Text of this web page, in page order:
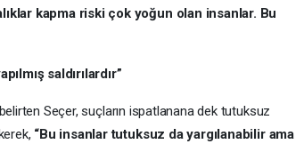
kapma riski çok yoğun olan insanlar. Bu
saldırılardır”
Seçer, suçların ispatlanana dek tutuksuz
“Bu insanlar tutuksuz da yargılanabilir ama